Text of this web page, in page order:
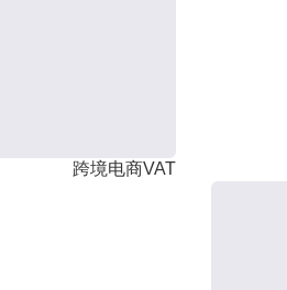
跨境电商VAT